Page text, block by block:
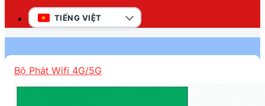
TIẾNG VIỆT
Bộ Phát Wifi 4G/5G